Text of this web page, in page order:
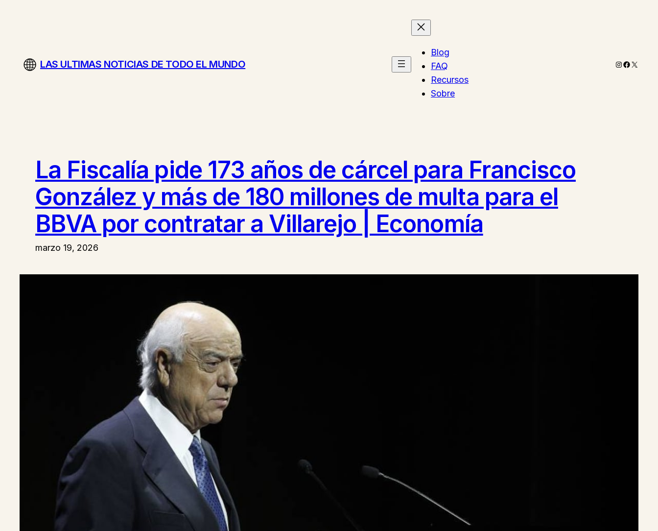
LAS ULTIMAS NOTICIAS DE TODO EL MUNDO
Blog
FAQ
Recursos
Sobre
Instagram
X
La Fiscalía pide 173 años de cárcel para Francisco
González y más de 180 millones de multa para el
BBVA por contratar a Villarejo | Economía
marzo 19, 2026